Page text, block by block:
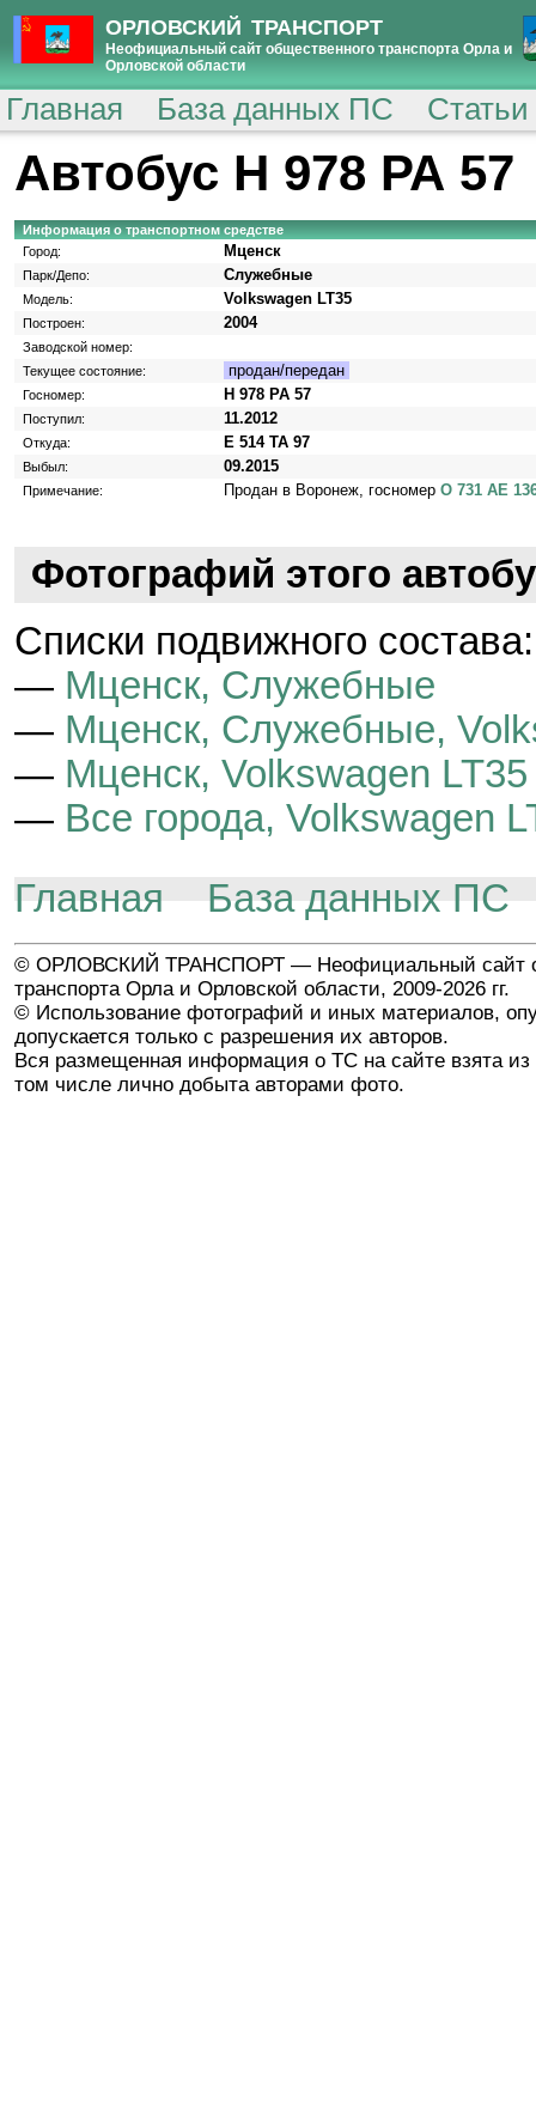
ОРЛОВСКИЙ ТРАНСПОРТ
Неофициальный сайт общественного транспорта Орла и
Орловской области
Главная База данных ПС
Автобус Н 978 РА 57
Информация о транспортном средстве
Город:
Мценск
Парк/Депо: Служебные
Модель: Volkswagen LT35
Построен: 2004
Заводской номер:
Текущее состояние:
продан/передан
Госномер: Н 978 РА 57
Поступил: 11.2012
Откуда: E 514 TA 97
Выбыл: 09.2015
Примечание: Продан в Воронеж, госномер О 731 АЕ
Фотографий этого
Cписки подвижного состава:
— Мценск, Служебные
— Мценск, Служебные,
— Мценск, Volkswagen LT35
— Все города, Volkswagen
Главная
База данных ПС
© ОРЛОВСКИЙ ТРАНСПОРТ — Неофициальный сайт
транспорта Орла и Орловской области, 2009-2026 гг.
© Использование фотографий и иных материалов,
допускается только с разрешения их авторов.
Вся размещенная информация о ТС на сайте взята из
том числе лично добыта авторами фото.